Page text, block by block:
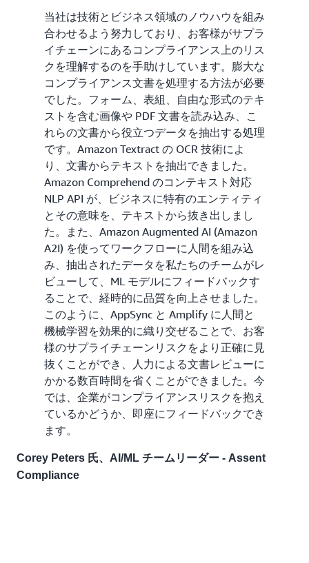
当社は技術とビジネス領域のノウハウを組み
合わせるよう努力しており、お客様がサプラ
イチェーンにあるコンプライアンス上のリス
クを理解するのを手助けしています。膨大な
コンプライアンス文書を処理する方法が必要
でした。フォーム、表組、自由な形式のテキ
ストを含む画像や PDF 文書を読み込み、こ
れらの文書から役立つデータを抽出する処理
です。Amazon Textract の OCR 技術によ
り、文書からテキストを抽出できました。
Amazon Comprehend のコンテキスト対応
NLP API が、ビジネスに特有のエンティティ
とその意味を、テキストから抜き出しまし
た。また、Amazon Augmented AI (Amazon
A2I) を使ってワークフローに人間を組み込
み、抽出されたデータを私たちのチームがレ
ビューして、ML モデルにフィードバックす
ることで、経時的に品質を向上させました。
このように、AppSync と Amplify に人間と
機械学習を効果的に織り交ぜることで、お客
様のサプライチェーンリスクをより正確に見
抜くことができ、人力による文書レビューに
かかる数百時間を省くことができました。今
では、企業がコンプライアンスリスクを抱え
ているかどうか、即座にフィードバックでき
ます。
Corey Peters 氏、AI/ML チームリーダー - Assent
Compliance